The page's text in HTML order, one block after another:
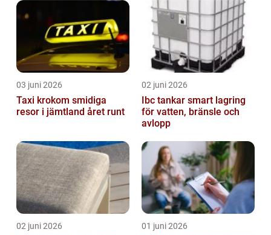
03 juni 2026
Taxi krokom smidiga
resor i jämtland året runt
02 juni 2026
Ibc tankar smart lagring
för vatten, bränsle och
avlopp
02 juni 2026 01 juni 2026